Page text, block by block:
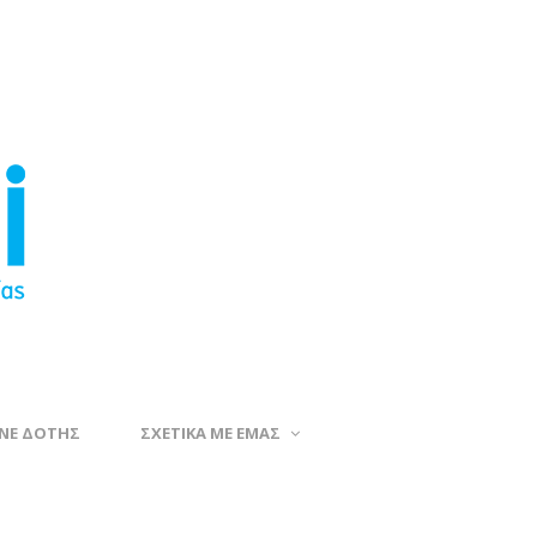
ΔΟΤΗΣ ΣΧΕΤΙΚΑ ΜΕ ΕΜΑΣ